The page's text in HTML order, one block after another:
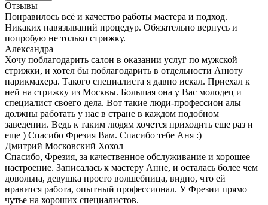
Отзывы
Понравилось всё и качество работы мастера и подход.
Никаких навязываний процедур. Обязательно вернусь и
попробую не только стрижку.
Александра
Хочу поблагодарить салон в оказании услуг по мужской
стрижки, и хотел бы поблагодарить в отдельности Анюту
парикмахера. Такого специалиста я давно искал. Приехал к
ней на стрижку из Москвы. Большая она у Вас молодец и
специалист своего дела. Вот такие люди-профессион алы
должны работать у нас в стране в каждом подобном
заведении. Ведь к таким людям хочется приходить еще раз и
еще ) Спасибо Фрезия Вам. Спасибо тебе Аня :)
Дмитрий Московский Хохол
Спасибо, Фрезия, за качественное обслуживание и хорошее
настроение. Записалась к мастеру Анне, и осталась более чем
довольна, девушка просто волшебница, видно, что ей
нравится работа, опытный профессионал. У Фрезии прямо
чутье на хороших специалистов.